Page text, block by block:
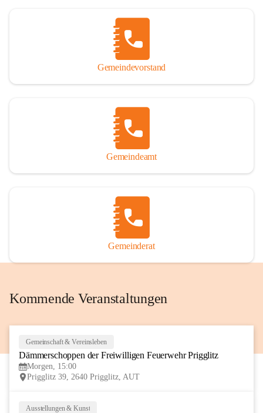
Gemeindevorstand
Gemeindeamt
Gemeinderat
Kommende Veranstaltungen
Gemeinschaft & Vereinsleben
Dämmerschoppen der Freiwilligen Feuerwehr Prigglitz
Morgen, 15:00
Prigglitz 39, 2640 Prigglitz, AUT
Ausstellungen & Kunst